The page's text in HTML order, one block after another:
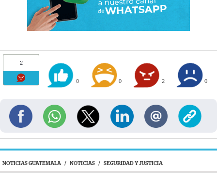
2
0 0 2 0
NOTICIAS GUATEMALA / NOTICIAS / SEGURIDAD Y JUSTICIA